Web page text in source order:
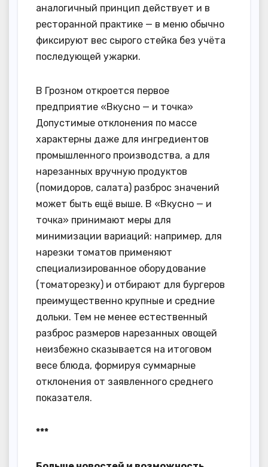
аналогичный принцип действует и в
ресторанной практике — в меню обычно
фиксируют вес сырого стейка без учёта
последующей ужарки.
В Грозном откроется первое
предприятие «Вкусно — и точка»
Допустимые отклонения по массе
характерны даже для ингредиентов
промышленного производства, а для
нарезанных вручную продуктов
(помидоров, салата) разброс значений
может быть ещё выше. В «Вкусно — и
точка» принимают меры для
минимизации вариаций: например, для
нарезки томатов применяют
специализированное оборудование
(томаторезку) и отбирают для бургеров
преимущественно крупные и средние
дольки. Тем не менее естественный
разброс размеров нарезанных овощей
неизбежно сказывается на итоговом
весе блюда, формируя суммарные
отклонения от заявленного среднего
показателя.
***